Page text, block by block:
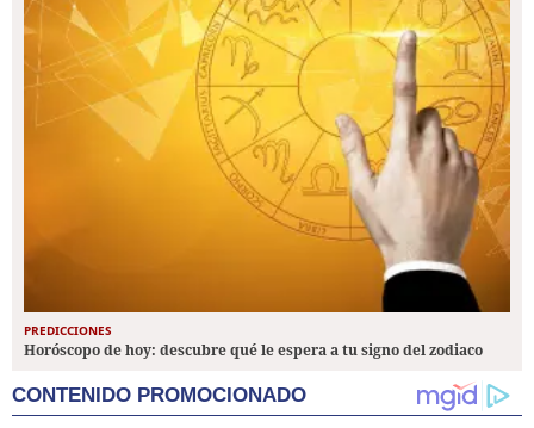
PREDICCIONES
Horóscopo de hoy: descubre qué le espera a tu signo del zodiaco
CONTENIDO PROMOCIONADO